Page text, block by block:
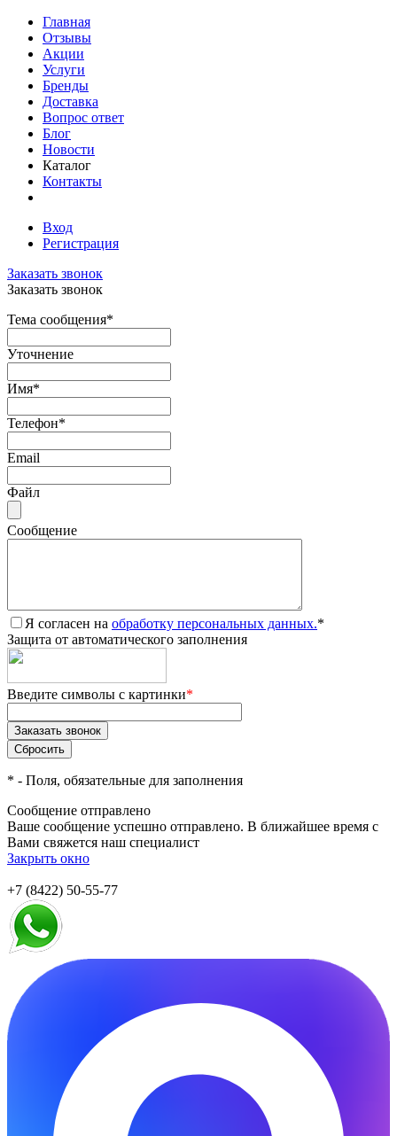
Главная
Отзывы
Акции
Услуги
Бренды
Доставка
Вопрос ответ
Блог
Новости
Каталог
Контакты
Вход
Регистрация
Заказать звонок
Заказать звонок
Тема сообщения*
Уточнение
Имя*
Телефон*
Email
Файл
Сообщение
Я согласен на обработку персональных данных.*
Защита от автоматического заполнения
Введите символы с картинки*
* - Поля, обязательные для заполнения
Сообщение отправлено
Ваше сообщение успешно отправлено. В ближайшее время с
Вами свяжется наш специалист
Закрыть окно
+7 (8422) 50-55-77